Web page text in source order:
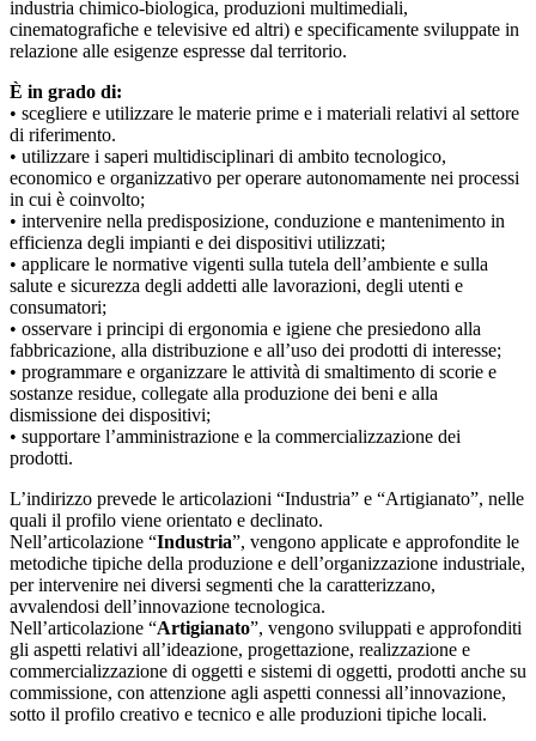
industria chimico-biologica, produzioni multimediali,
cinematografiche e televisive ed altri) e specificamente sviluppate in
relazione alle esigenze espresse dal territorio.
È in grado di:
• scegliere e utilizzare le materie prime e i materiali relativi al settore
di riferimento.
• utilizzare i saperi multidisciplinari di ambito tecnologico,
economico e organizzativo per operare autonomamente nei processi
in cui è coinvolto;
• intervenire nella predisposizione, conduzione e mantenimento in
efficienza degli impianti e dei dispositivi utilizzati;
• applicare le normative vigenti sulla tutela dell’ambiente e sulla
salute e sicurezza degli addetti alle lavorazioni, degli utenti e
consumatori;
• osservare i principi di ergonomia e igiene che presiedono alla
fabbricazione, alla distribuzione e all’uso dei prodotti di interesse;
• programmare e organizzare le attività di smaltimento di scorie e
sostanze residue, collegate alla produzione dei beni e alla
dismissione dei dispositivi;
• supportare l’amministrazione e la commercializzazione dei
prodotti.
L’indirizzo prevede le articolazioni “Industria” e “Artigianato”, nelle
quali il profilo viene orientato e declinato.
Nell’articolazione “Industria”, vengono applicate e approfondite le
metodiche tipiche della produzione e dell’organizzazione industriale,
per intervenire nei diversi segmenti che la caratterizzano,
avvalendosi dell’innovazione tecnologica.
Nell’articolazione “Artigianato”, vengono sviluppati e approfonditi
gli aspetti relativi all’ideazione, progettazione, realizzazione e
commercializzazione di oggetti e sistemi di oggetti, prodotti anche su
commissione, con attenzione agli aspetti connessi all’innovazione,
sotto il profilo creativo e tecnico e alle produzioni tipiche locali.